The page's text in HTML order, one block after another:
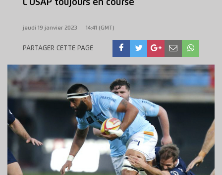
L’USAP toujours en course
jeudi 19 janvier 2023 14:41 (GMT)
PARTAGER CETTE PAGE